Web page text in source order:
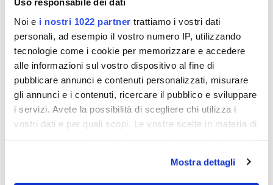
Noi e i nostri 1022 partner trattiamo i vostri dati
personali, ad esempio il vostro numero IP, utilizzando
tecnologie come i cookie per memorizzare e accedere
alle informazioni sul vostro dispositivo al fine di
pubblicare annunci e contenuti personalizzati, misurare
gli annunci e i contenuti, ricercare il pubblico e sviluppare
i servizi. Avete la possibilità di scegliere chi utilizza i
vostri dati e per quali scopi. Le vostre scelte in materia di
modificare o revocare il proprio consenso in qualsiasi
momento dalla Dichiarazione sui cookie o facendo clic
Mostra dettagli
Play
01:35
Mute Settings
Play